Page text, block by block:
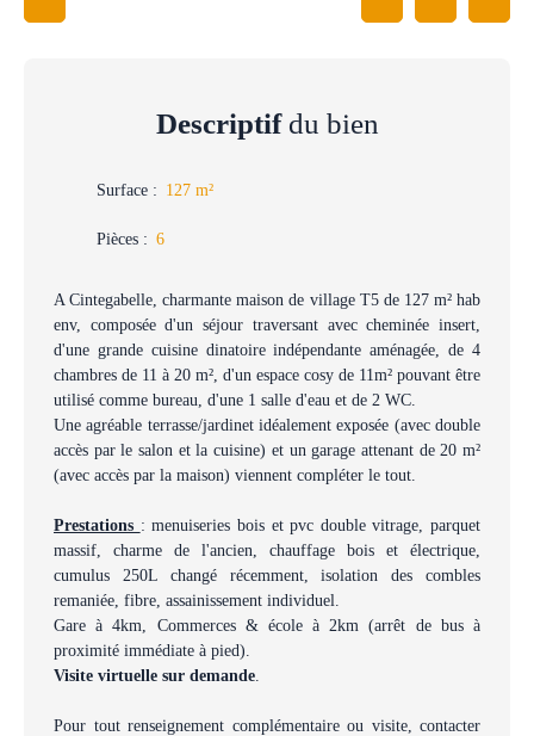
Descriptifdu bien
Surface : 127 m²
Pièces : 6
A Cintegabelle, charmante maison de village T5 de 127 m² hab
env, composée d'un séjour traversant avec cheminée insert,
d'une grande cuisine dinatoire indépendante aménagée, de 4
chambres de 11 à 20 m², d'un espace cosy de 11m² pouvant être
utilisé comme bureau, d'une 1 salle d'eau et de 2 WC.
Une agréable terrasse/jardinet idéalement exposée (avec double
accès par le salon et la cuisine) et un garage attenant de 20 m²
(avec accès par la maison) viennent compléter le tout.
Prestations : menuiseries bois et pvc double vitrage, parquet
massif, charme de l'ancien, chauffage bois et électrique,
cumulus 250L changé récemment, isolation des combles
remaniée, fibre, assainissement individuel.
Gare à 4km, Commerces & école à 2km (arrêt de bus à
proximité immédiate à pied).
Visite virtuelle sur demande
Pour tout renseignement complémentaire ou visite, contacter